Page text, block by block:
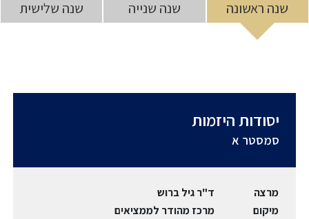
שנה ראשונה שנה שנייה שנה שלישית
יסודות היזמות
סמסטר א
מרצה
ד"ר גיל ברוש
מיקום
מרכז מהודר לממציאים